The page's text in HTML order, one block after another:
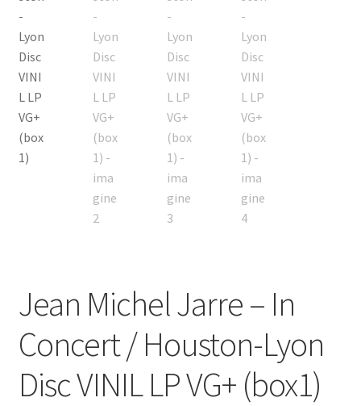
Jean Michel Jarre – In
Concert / Houston-Lyon
Disc VINIL LP VG+ (box1)